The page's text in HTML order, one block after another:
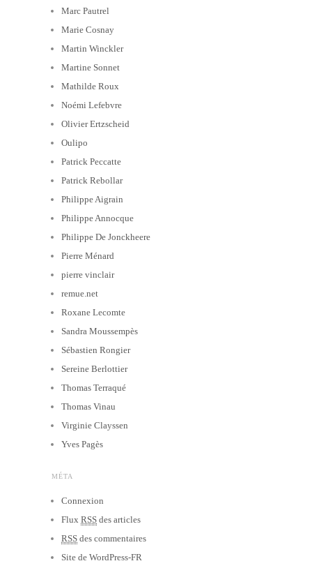
Marc Pautrel
Marie Cosnay
Martin Winckler
Martine Sonnet
Mathilde Roux
Noémi Lefebvre
Olivier Ertzscheid
Oulipo
Patrick Peccatte
Patrick Rebollar
Philippe Aigrain
Philippe Annocque
Philippe De Jonckheere
Pierre Ménard
pierre vinclair
remue.net
Roxane Lecomte
Sandra Moussempès
Sébastien Rongier
Sereine Berlottier
Thomas Terraqué
Thomas Vinau
Virginie Clayssen
Yves Pagès
MÉTA
Connexion
Flux RSS des articles
RSS des commentaires
Site de WordPress-FR